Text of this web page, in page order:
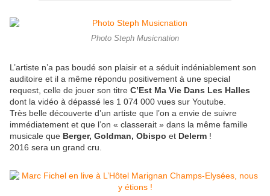
Photo Steph Musicnation
L’artiste n’a pas boudé son plaisir et a séduit indéniablement son
auditoire et il a même répondu positivement à une special
request, celle de jouer son titre C’Est Ma Vie Dans Les Halles
dont la vidéo à dépassé les 1 074 000 vues sur Youtube.
Très belle découverte d’un artiste que l’on a envie de suivre
immédiatement et que l’on « classerait » dans la même famille
musicale que Berger, Goldman, Obispo et Delerm !
2016 sera un grand cru.